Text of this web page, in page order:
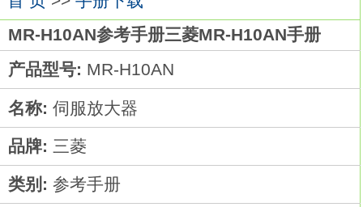
MR-H10AN参考手册三菱MR-H10AN手册
产品型号: MR-H10AN
名称: 伺服放大器
品牌: 三菱
类别: 参考手册